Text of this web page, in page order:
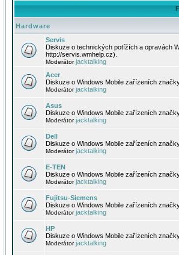
Hardware
Servis
Diskuze o technických potížích a opravách
http://servis.wmhelp.cz).
Moderátorjacktalking
Acer
Diskuze o Windows Mobile zařízeních
Moderátorjacktalking
Asus
Diskuze o Windows Mobile zařízeních značky
Moderátorjacktalking
Dell
Diskuze o Windows Mobile zařízeních
Moderátorjacktalking
E-TEN
Diskuze o Windows Mobile zařízeních
Moderátorjacktalking
Fujitsu-Siemens
Diskuze o Windows Mobile zařízeních
Moderátorjacktalking
HP
Diskuze o Windows Mobile zařízeních
Moderátorjacktalking